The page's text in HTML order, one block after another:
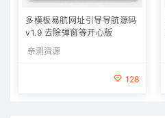
多模板易航网址引导导航源码
v1.9 去除弹窗等开心版
亲测资源
128